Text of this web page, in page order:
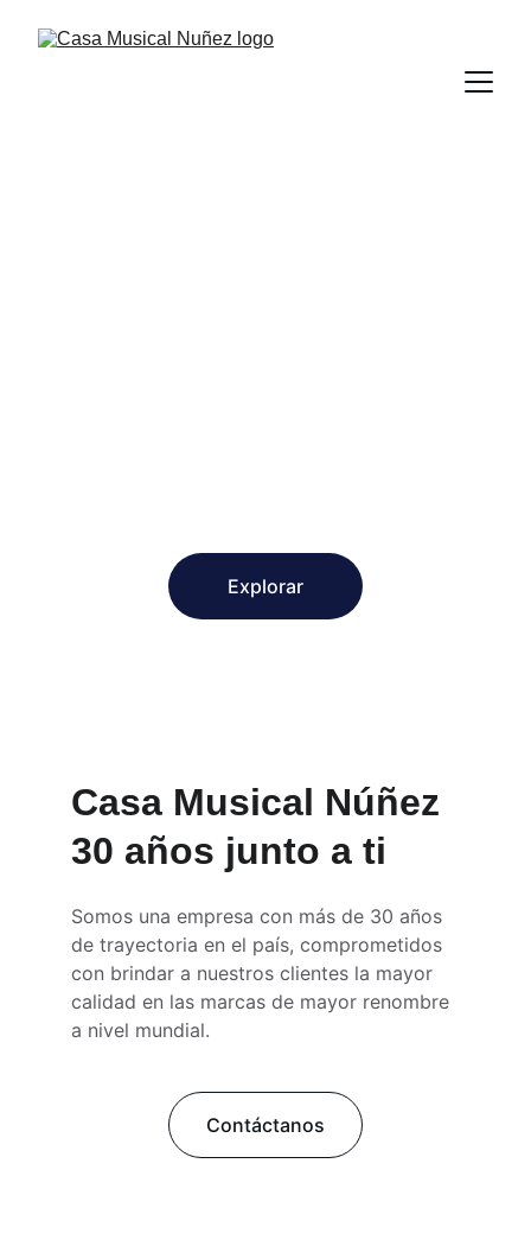
Explorar
Casa Musical Núñez
30 años junto a ti
Somos una empresa con más de 30 años
de trayectoria en el país, comprometidos
con brindar a nuestros clientes la mayor
calidad en las marcas de mayor renombre
a nivel mundial.
Contáctanos